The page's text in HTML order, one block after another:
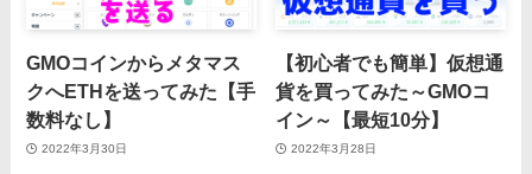
GMOコインからメタマス
クへETHを送ってみた【手
数料なし】
2022年3月30日
【初心者でも簡単】仮想通
貨を買ってみた～GMOコ
イン～【最短10分】
2022年3月28日